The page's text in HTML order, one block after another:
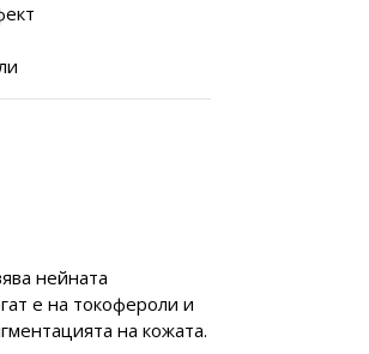
нейната
е на токофероли и
на кожата.